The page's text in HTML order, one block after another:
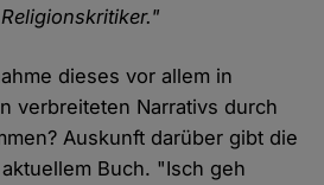
dieses vor allem in
verbreiteten Narrativs durch
Auskunft darüber gibt die
Buch. "Isch geh